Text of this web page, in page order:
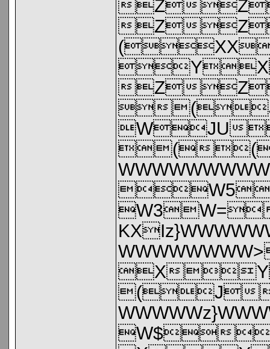
Z
Z
Z

WJU
((
X
(J
W$